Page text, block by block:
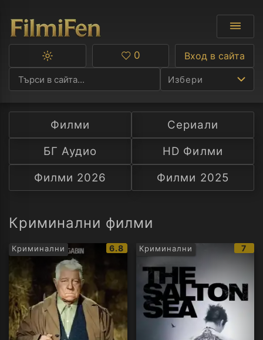
Избери
Ф
С
А
Превключване
тъмна
тема
Любими
0 Вход в сайта
Филми
Сериали
БГ Аудио
HD Филми
Филми 2026
Филми 2025
Криминални филми
Криминални
IMDb
рейтинг:
6.8 Криминални 7